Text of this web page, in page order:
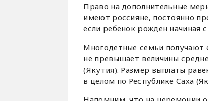
Право на дополнительные
имеют россияне, постоянно
если ребенок рожден начиная
Многодетные семьи получают
не превышает величины
(Якутия). Размер выплаты
в целом по Республике Саха